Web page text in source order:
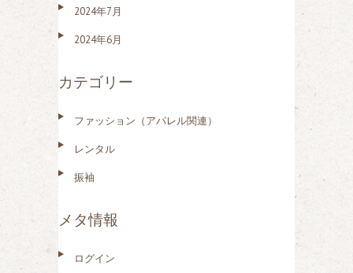
2024年7月
2024年6月
カテゴリー
ファッション（アパレル関連）
レンタル
振袖
メタ情報
ログイン